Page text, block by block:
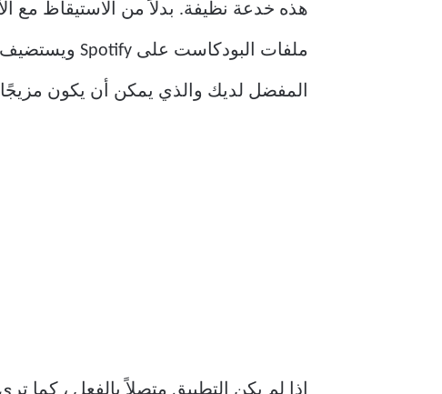
هذه خدعة نظيفة. بدلاً من الاستيقاظ مع
المفضل لديك والذي يمكن أن يكون مزيجًا